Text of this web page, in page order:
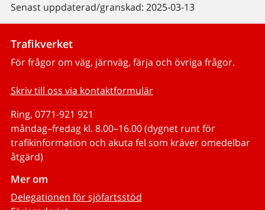
Senast uppdaterad/granskad: 2025-03-13
Trafikverket
För frågor om väg, järnväg, färja och övriga frågor.
Skriv till oss via kontaktformulär
Ring, 0771-921 921
måndag–fredag kl. 8.00–16.00 (dygnet runt för
trafikinformation och akuta fel som kräver omedelbar
åtgärd)
Mer om
Delegationen för sjöfartsstöd